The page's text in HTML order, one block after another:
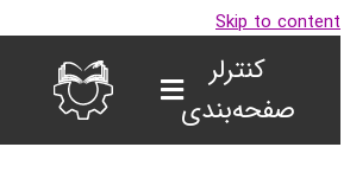
Skip to
کنترلر
صفحه‌بندی